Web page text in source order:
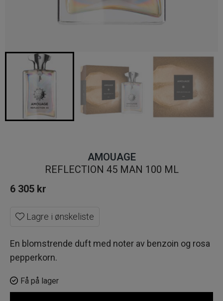
AMOUAGE
REFLECTION 45 MAN 100 ML
6 305 kr
Lagre i ønskeliste
En blomstrende duft med noter av benzoin og rosa
pepperkorn.
Få på lager